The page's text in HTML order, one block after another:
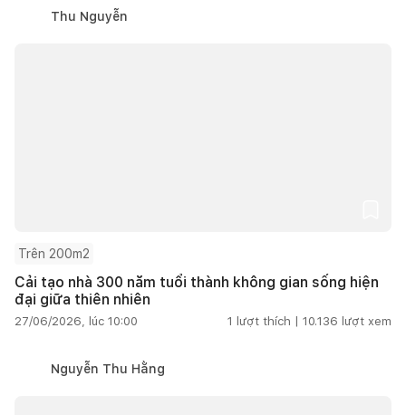
Thu Nguyễn
Trên 200m2
Cải tạo nhà 300 năm tuổi thành không gian sống hiện
đại giữa thiên nhiên
27/06/2026, lúc 10:00 1 lượt thích | 10.136 lượt xem
Nguyễn Thu Hằng